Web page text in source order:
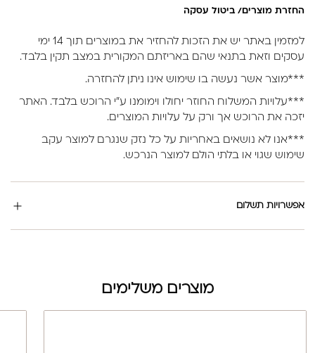
החזרת מוצרים/ ביטול עסקה
למזמין באתר יש את הזכות להחזיר את במוצרים תוך 14 ימי
עסקים וזאת בתנאי שהם באריזתם המקורית במצב תקין בלבד.
***מוצר אשר נעשה בו שימוש אינו ניתן להחזרה.
***עלויות המשלוח החוזר יחולו וימומנו ע”י הרוכש בלבד. האתר
יזכה את הרוכש אך ורק על עלויות המוצרים.
***אנו לא נושאים באחריות על כל נזק שנגרם למוצר עקב
שימוש שגוי או בלתי הולם למוצר הנרכש.
אפשרויות תשלום
מוצרים משלימים